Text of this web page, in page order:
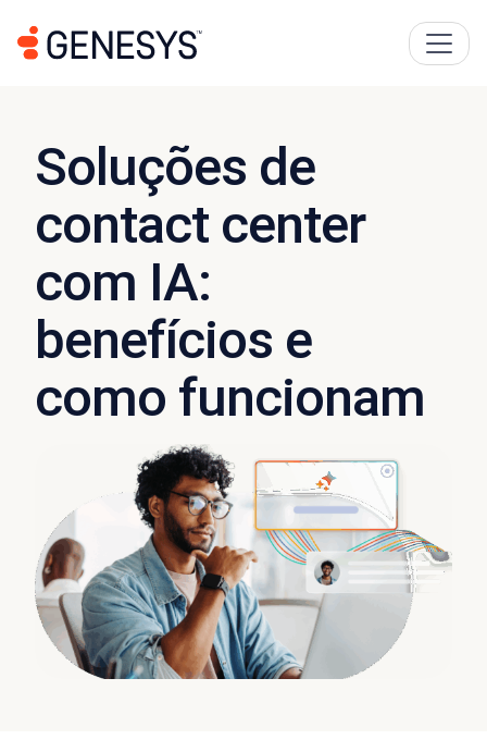
Soluções de
contact center
com IA:
benefícios e
como funcionam